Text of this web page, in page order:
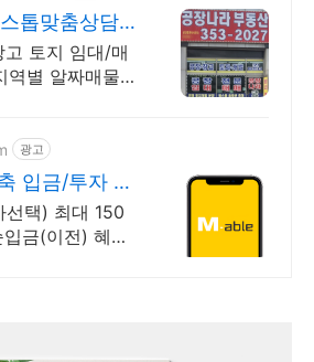
톱맞춤상담
라부동산
토지 임대/매
역별 알짜매물
광고
입금/투자 구
선택) 최대 150
금(이전) 혜택